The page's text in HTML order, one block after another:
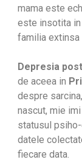
mama este
este insotita
familia extinsa
Depresia
de aceea in
despre
nascut, mie
statusul
datele
fiecare data.